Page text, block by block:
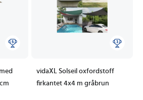
vidaXL Solseil oxfordstoff
firkantet 4x4 m gråbrun